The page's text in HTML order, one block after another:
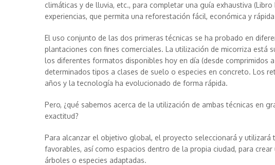
climáticas y de lluvia, etc., para completar una guía exhaustiva
experiencias, que permita una reforestación fácil, económica y
El uso conjunto de las dos primeras técnicas se ha probado en
plantaciones con fines comerciales. La utilización de micorriza
los diferentes formatos disponibles hoy en día (desde comprimidos
determinados tipos a clases de suelo o especies en concreto. Los
años y la tecnología ha evolucionado de forma rápida.
Pero, ¿qué sabemos acerca de la utilización de ambas técnicas en
exactitud?
Para alcanzar el objetivo global, el proyecto seleccionará y
favorables, así como espacios dentro de la propia ciudad, para
árboles o especies adaptadas.